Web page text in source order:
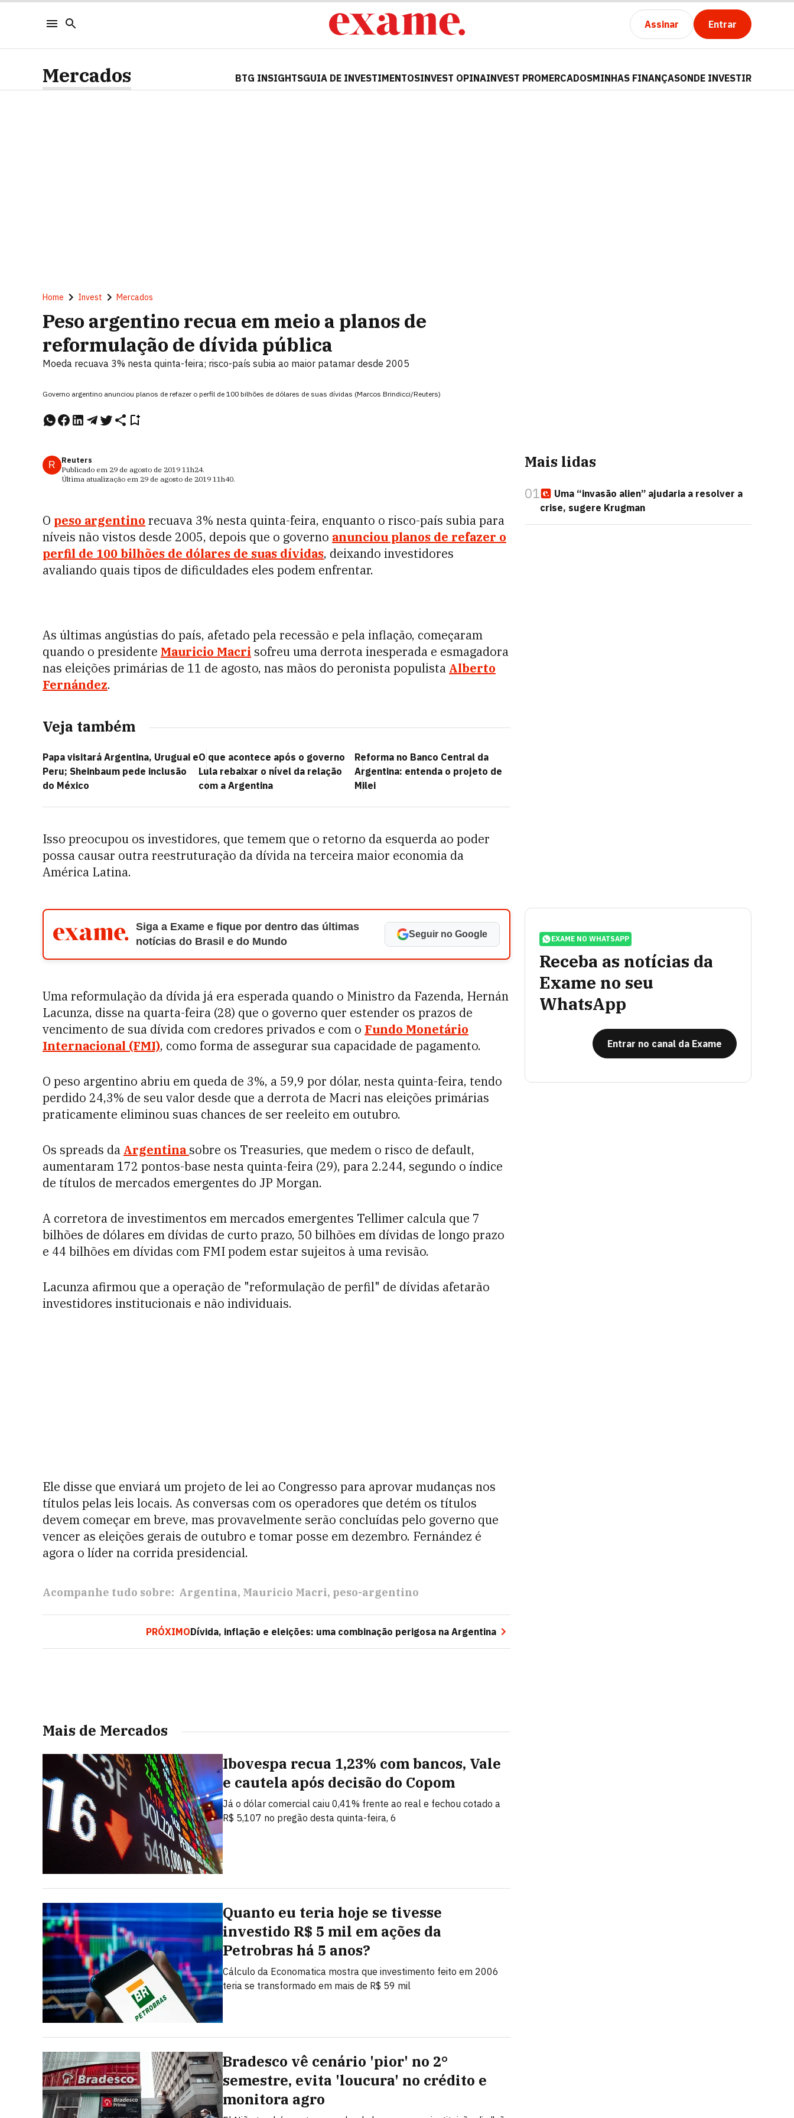
Assinar Entrar
Mercados BTG INSIGHTSGUIA DE INVESTIMENTOSINVEST OPINAINVEST PROMERCADOSMINHAS FINANÇASONDE INVESTIR
Home Invest Mercados
Peso argentino recua em meio a planos de
reformulação de dívida pública
Moeda recuava 3% nesta quinta-feira; risco-país subia ao maior patamar desde 2005
Governo argentino anunciou planos de refazer o perfil de 100 bilhões de dólares de suas dívidas (Marcos Brindicci/Reuters)
R
Reuters
Publicado em 29 de agosto de 2019 11h24.
Última atualização em 29 de agosto de 2019 11h40.
O peso argentino recuava 3% nesta quinta-feira, enquanto o risco-país subia para
níveis não vistos desde 2005, depois que o governo anunciou planos de refazer o
perfil de 100 bilhões de dólares de suas dívidas, deixando investidores
avaliando quais tipos de dificuldades eles podem enfrentar.
As últimas angústias do país, afetado pela recessão e pela inflação, começaram
quando o presidente Mauricio Macri sofreu uma derrota inesperada e esmagadora
nas eleições primárias de 11 de agosto, nas mãos do peronista populista Alberto
Fernández.
Veja também
Papa visitará Argentina, Uruguai e
Peru; Sheinbaum pede inclusão
do México
O que acontece após o governo
Lula rebaixar o nível da relação
com a Argentina
Reforma no Banco Central da
Argentina: entenda o projeto de
Milei
Isso preocupou os investidores, que temem que o retorno da esquerda ao poder
possa causar outra reestruturação da dívida na terceira maior economia da
América Latina.
Siga a Exame e fique por dentro das últimas
notícias do Brasil e do Mundo
Seguir no Google
Uma reformulação da dívida já era esperada quando o Ministro da Fazenda, Hernán
Lacunza, disse na quarta-feira (28) que o governo quer estender os prazos de
vencimento de sua dívida com credores privados e com o Fundo Monetário
Internacional (FMI), como forma de assegurar sua capacidade de pagamento.
O peso argentino abriu em queda de 3%, a 59,9 por dólar, nesta quinta-feira, tendo
perdido 24,3% de seu valor desde que a derrota de Macri nas eleições primárias
praticamente eliminou suas chances de ser reeleito em outubro.
Os spreads da Argentina sobre os Treasuries, que medem o risco de default,
aumentaram 172 pontos-base nesta quinta-feira (29), para 2.244, segundo o índice
de títulos de mercados emergentes do JP Morgan.
A corretora de investimentos em mercados emergentes Tellimer calcula que 7
bilhões de dólares em dívidas de curto prazo, 50 bilhões em dívidas de longo prazo
e 44 bilhões em dívidas com FMI podem estar sujeitos à uma revisão.
Lacunza afirmou que a operação de "reformulação de perfil" de dívidas afetarão
investidores institucionais e não individuais.
Ele disse que enviará um projeto de lei ao Congresso para aprovar mudanças nos
títulos pelas leis locais. As conversas com os operadores que detém os títulos
devem começar em breve, mas provavelmente serão concluídas pelo governo que
vencer as eleições gerais de outubro e tomar posse em dezembro. Fernández é
agora o líder na corrida presidencial.
Acompanhe tudo sobre: Argentina Mauricio Macri peso-argentino
PRÓXIMODívida, inflação e eleições: uma combinação perigosa na Argentina
Mais de Mercados
Ibovespa recua 1,23% com bancos, Vale
e cautela após decisão do Copom
Já o dólar comercial caiu 0,41% frente ao real e fechou cotado a
R$ 5,107 no pregão desta quinta-feira, 6
Quanto eu teria hoje se tivesse
investido R$ 5 mil em ações da
Petrobras há 5 anos?
Cálculo da Economatica mostra que investimento feito em 2006
teria se transformado em mais de R$ 59 mil
Bradesco vê cenário 'pior' no 2°
semestre, evita 'loucura' no crédito e
monitora agro
Mais lidas
01
Uma “invasão alien” ajudaria a resolver a
crise, sugere Krugman
EXAME NO WHATSAPP
Receba as notícias da
Exame no seu
WhatsApp
Entrar no canal da Exame